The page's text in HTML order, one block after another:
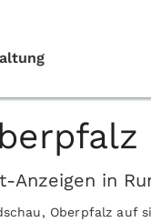
Anzeigen in
Oberpfalz auf